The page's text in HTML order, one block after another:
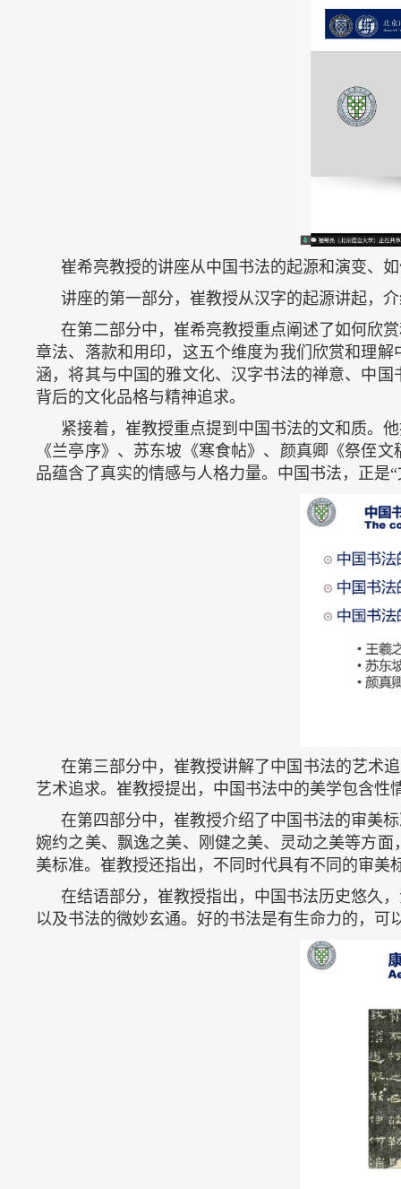
崔希亮教授的讲座从中国书法的起源和演变、
讲座的第一部分，崔教授从汉字的起源讲起，
在第二部分中，崔希亮教授重点阐述了如何欣
章法、落款和用印，这五个维度为我们欣赏和理
涵，将其与中国的雅文化、汉字书法的禅意、中
背后的文化品格与精神追求。
紧接着，崔教授重点提到中国书法的文和质。
《兰亭序》、苏东坡《寒食帖》、颜真卿《祭侄
品蕴含了真实的情感与人格力量。中国书法，正是
在第三部分中，崔教授讲解了中国书法的艺术
艺术追求。崔教授提出，中国书法中的美学包含
在第四部分中，崔教授介绍了中国书法的审美
婉约之美、飘逸之美、刚健之美、灵动之美等方
美标准。崔教授还指出，不同时代具有不同的审
在结语部分，崔教授指出，中国书法历史悠久
以及书法的微妙玄通。好的书法是有生命力的，可